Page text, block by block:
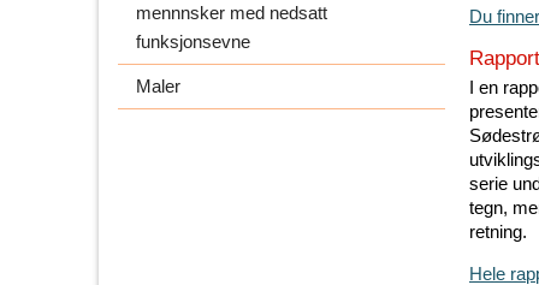
mennnsker med nedsatt
funksjonsevne
Maler
Du
I en
serie
tegn,
retning.
Hele